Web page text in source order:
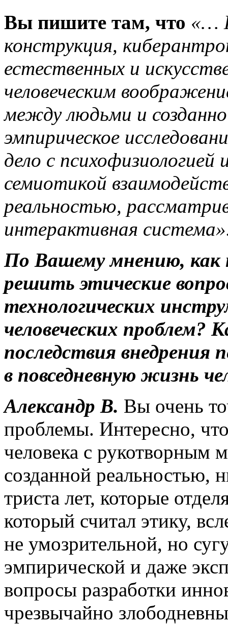
Вы пишите там, что «…
конструкция,
естественных и
человеческим
между людьми и
эмпирическое
дело с
семиотикой
реальностью,
интерактивная
По Вашему мнению, как
решить этические
технологических
человеческих проблем?
последствия внедрения
в повседневную жизнь
Александр В. Вы очень
проблемы. Интересно,
человека с рукотворным
созданной реальностью,
триста лет, которые
который считал этику,
не умозрительной, но
эмпирической и даже
вопросы разработки
чрезвычайно